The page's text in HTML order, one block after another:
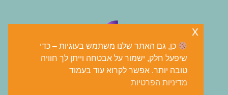
כן, גם האתר שלנו משתמש בעוגיות – כדי
שיפעל חלק, ישמור על אבטחה וייתן לך חוויה
טובה יותר. אפשר לקרוא עוד בעמוד
מדיניות הפרטיות
x